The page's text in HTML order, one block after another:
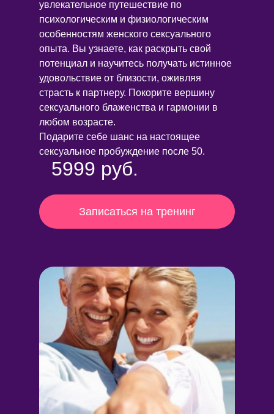
увлекательное путешествие по
психологическим и физиологическим
особенностям женского сексуального
опыта. Вы узнаете, как раскрыть свой
потенциал и научитесь получать истинное
удовольствие от близости, оживляя
страсть к партнеру. Покорите вершину
сексуального блаженства и гармонии в
любом возрасте.
Подарите себе шанс на настоящее
сексуальное пробуждение после 50.
5999 руб.
Записаться на тренинг